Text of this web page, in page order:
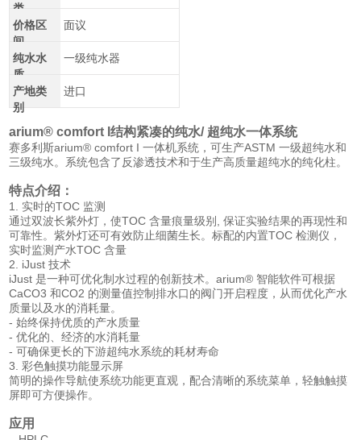
类
价格区
间
面议
纯水水
质
一级纯水器
产地类
别
进口
arium® comfort I结构紧凑的纯水/ 超纯水一体系统
赛多利斯arium® comfort I 一体机系统，可生产ASTM 一级超纯水和
三级纯水。系统包含了反渗透技术和于生产高质量超纯水的纯化柱。
特点介绍：
1. 实时的TOC 监测
通过双波长紫外灯，使TOC 含量痕量级别, 保证实验结果的再现性和
可靠性。紫外灯还可有效防止细菌生长。标配的内置TOC 检测仪，
实时监测产水TOC 含量
2. iJust 技术
iJust 是一种可优化制水过程的创新技术。arium® 智能软件可根据
CaCO3 和CO2 的测量值控制排水口的阀门开启程度，从而优化产水
质量以及水的消耗量。
- 始终保持优质的产水质量
- 优化的、经济的水消耗量
- 可确保更长的下游超纯水系统的耗材寿命
3. 彩色触摸功能显示屏
简明的操作导航使系统功能更直观，配合清晰的系统菜单，轻触触摸
屏即可方便操作。
应用